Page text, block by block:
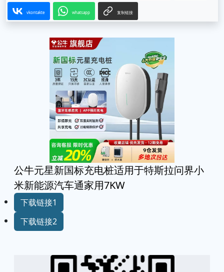
vkontakte whatsapp 复制链接
公牛元星新国标充电桩适用于特斯拉问界小
米新能源汽车通家用7KW
下载链接1
下载链接2